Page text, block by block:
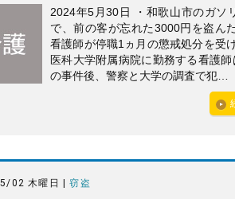
2024年5月30日 ・和歌山市のガソ
で、前の客が忘れた3000円を盗ん
看護師が停職1ヵ月の懲戒処分を受
医科大学附属病院に勤務する看護
の事件後、警察と大学の調査で犯…
02 木曜日 |窃盗